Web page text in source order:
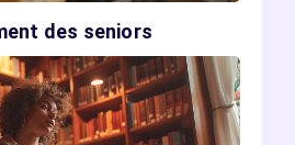
des seniors